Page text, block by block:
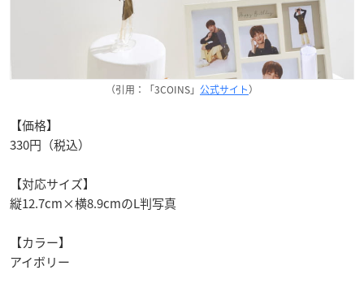
（引用：「3COINS」 公式サイト）
【価格】
330円（税込）
【対応サイズ】
縦12.7cm×横8.9cmのL判写真
【カラー】
アイボリー